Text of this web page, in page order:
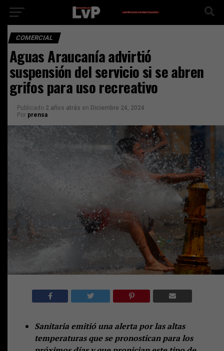
COMERCIAL
Aguas Araucanía advirtió
suspensión del servicio si se abren
grifos para uso recreativo
Publicado 2 años atrás en Diciembre 24, 2024
Por prensa
Sanitaria emitió una alerta por las altas
temperaturas que se pronostican para los